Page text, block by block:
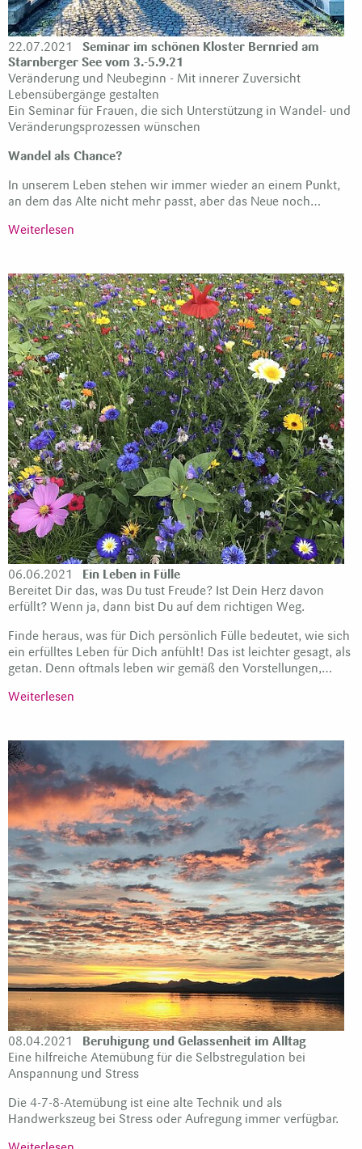
22.07.2021
Seminar im schönen Kloster Bernried am
Starnberger See vom 3.-5.9.21
Veränderung und Neubeginn - Mit innerer Zuversicht
Lebensübergänge gestalten
Ein Seminar für Frauen, die sich Unterstützung in Wandel- und
Veränderungsprozessen wünschen
Wandel als Chance?
In unserem Leben stehen wir immer wieder an einem Punkt,
an dem das Alte nicht mehr passt, aber das Neue noch…
Weiterlesen
06.06.2021
Ein Leben in Fülle
Bereitet Dir das, was Du tust Freude? Ist Dein Herz davon
erfüllt? Wenn ja, dann bist Du auf dem richtigen Weg.
Finde heraus, was für Dich persönlich Fülle bedeutet, wie sich
ein erfülltes Leben für Dich anfühlt! Das ist leichter gesagt, als
getan. Denn oftmals leben wir gemäß den Vorstellungen,…
Weiterlesen
08.04.2021
Beruhigung und Gelassenheit im Alltag
Eine hilfreiche Atemübung für die Selbstregulation bei
Anspannung und Stress
Die 4-7-8-Atemübung ist eine alte Technik und als
Handwerkszeug bei Stress oder Aufregung immer verfügbar.